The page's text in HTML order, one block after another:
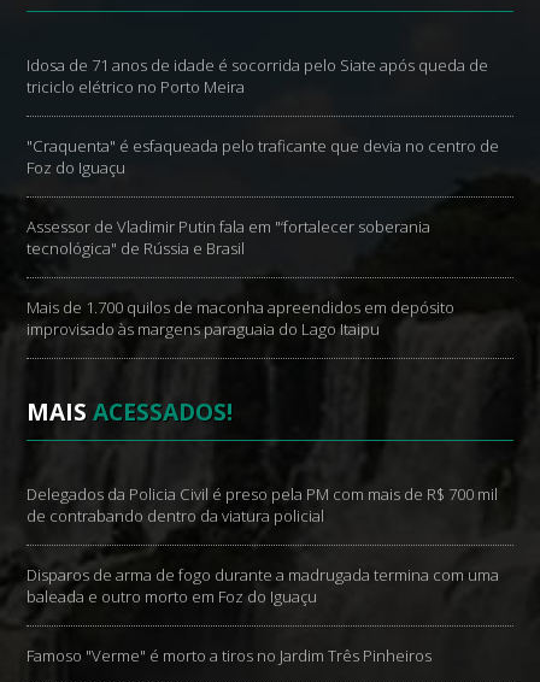
Idosa de 71 anos de idade é socorrida pelo Siate após queda de
triciclo elétrico no Porto Meira
"Craquenta" é esfaqueada pelo traficante que devia no centro de
Foz do Iguaçu
Assessor de Vladimir Putin fala em "‘fortalecer soberania
tecnológica" de Rússia e Brasil
Mais de 1.700 quilos de maconha apreendidos em depósito
improvisado às margens paraguaia do Lago Itaipu
MAISACESSADOS!
Delegados da Policia Civil é preso pela PM com mais de R$ 700 mil
de contrabando dentro da viatura policial
Disparos de arma de fogo durante a madrugada termina com uma
baleada e outro morto em Foz do Iguaçu
Famoso "Verme" é morto a tiros no Jardim Três Pinheiros